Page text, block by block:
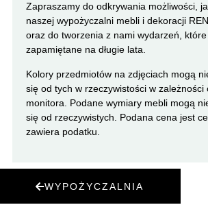
Zapraszamy do odkrywania możliwości,
naszej wypożyczalni mebli i dekoracji
oraz do tworzenia z nami wydarzeń,
zapamiętane na długie lata.
Kolory przedmiotów na zdjęciach mogą
się od tych w rzeczywistości w zależności
monitora. Podane wymiary mebli mogą
się od rzeczywistych. Podana cena jest
zawiera podatku.
WYPOŻYCZALNIA